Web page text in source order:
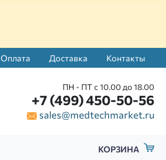
Оплата Доставка Контакты
ПН - ПТ с 10.00 до 18.00
+7 (499) 450-50-56
sales@medtechmarket.ru
КОРЗИНА